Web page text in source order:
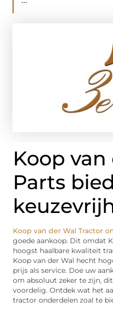
Koop van
Parts
Koop van der Wal Tractor
goede aankoop. Dit omdat
hoogst haalbare kwaliteit
Koop van der Wal hecht
prijs als service. Doe uw
om absoluut zeker te zijn,
voordelig. Ontdek wat het
tractor onderdelen zoal te